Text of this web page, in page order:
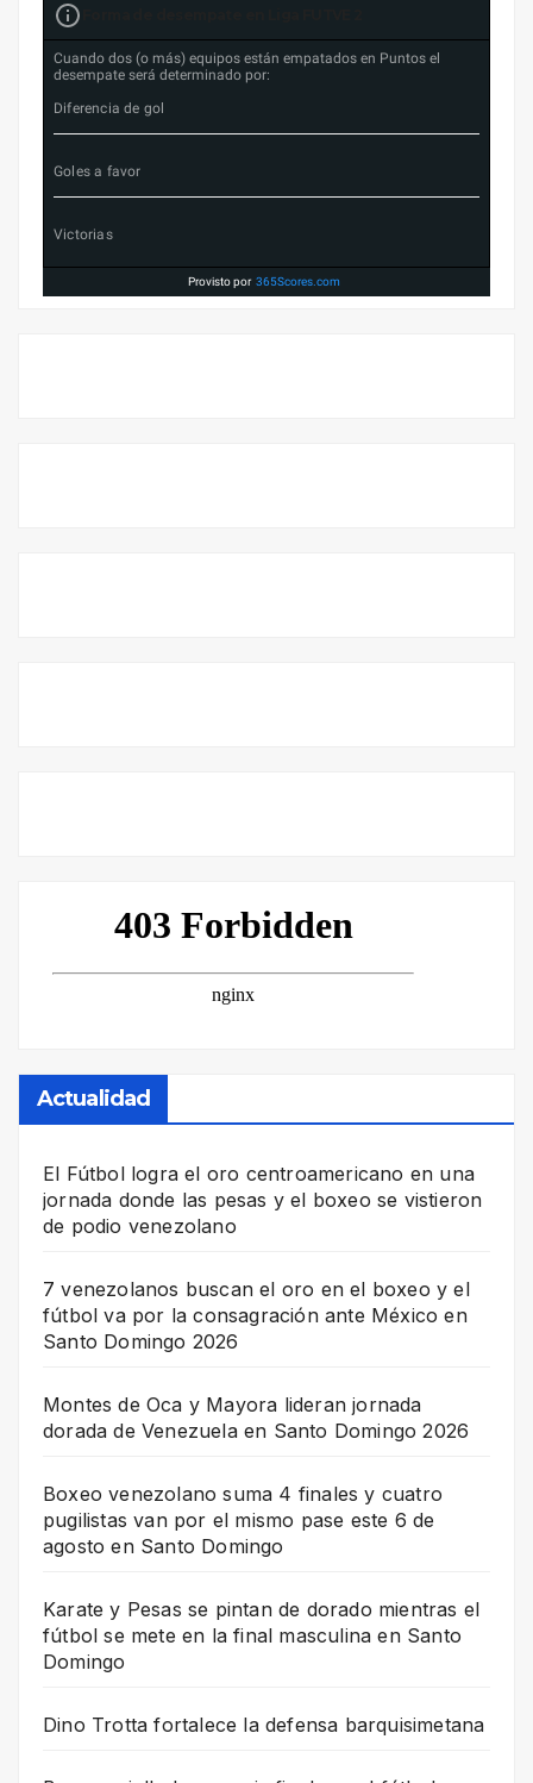
Cuando dos (o más) equipos están empatados en Puntos el
desempate será determinado por:
Diferencia de gol
Goles a favor
Victorias
Provisto por 365Scores.com
Actualidad
El Fútbol logra el oro centroamericano en una
jornada donde las pesas y el boxeo se vistieron
de podio venezolano
7 venezolanos buscan el oro en el boxeo y el
fútbol va por la consagración ante México en
Santo Domingo 2026
Montes de Oca y Mayora lideran jornada
dorada de Venezuela en Santo Domingo 2026
Boxeo venezolano suma 4 finales y cuatro
pugilistas van por el mismo pase este 6 de
agosto en Santo Domingo
Karate y Pesas se pintan de dorado mientras el
fútbol se mete en la final masculina en Santo
Domingo
Dino Trotta fortalece la defensa barquisimetana